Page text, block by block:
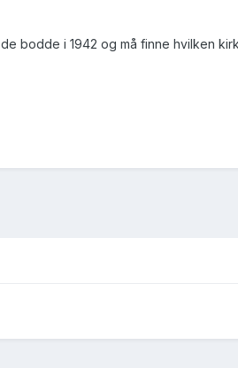
bodde i 1942 og må finne hvilken